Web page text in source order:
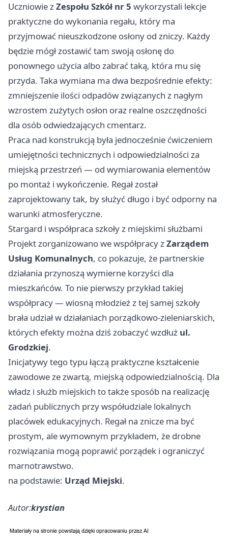
Uczniowie zZespołu Szkół nr 5 wykorzystali lekcje
praktyczne do wykonania regału, który ma
przyjmować nieuszkodzone osłony od zniczy. Każdy
będzie mógł zostawić tam swoją osłonę do
ponownego użycia albo zabrać taką, która mu się
przyda. Taka wymiana ma dwa bezpośrednie efekty:
zmniejszenie ilości odpadów związanych z nagłym
wzrostem zużytych osłon oraz realne oszczędności
dla osób odwiedzających cmentarz.
Praca nad konstrukcją była jednocześnie ćwiczeniem
umiejętności technicznych i odpowiedzialności za
miejską przestrzeń — od wymiarowania elementów
po montaż i wykończenie. Regał został
zaprojektowany tak, by służyć długo i być odporny na
warunki atmosferyczne.
Stargard i współpraca szkoły z miejskimi służbami
Projekt zorganizowano we współpracy zZarządem
Usług Komunalnych, co pokazuje, że partnerskie
działania przynoszą wymierne korzyści dla
mieszkańców. To nie pierwszy przykład takiej
współpracy — wiosną młodzież z tej samej szkoły
brała udział w działaniach porządkowo-zieleniarskich,
których efekty można dziś zobaczyć wzdłuż ul.
Grodzkiej.
Inicjatywy tego typu łączą praktyczne kształcenie
zawodowe ze zwartą, miejską odpowiedzialnością. Dla
władz i służb miejskich to także sposób na realizację
zadań publicznych przy współudziale lokalnych
placówek edukacyjnych. Regał na znicze ma być
prostym, ale wymownym przykładem, że drobne
rozwiązania mogą poprawić porządek i ograniczyć
marnotrawstwo.
na podstawie: Urząd Miejski.
Autor:krystian